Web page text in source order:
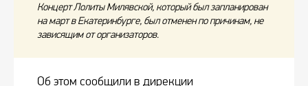
Концерт Лолиты Милявской, который был запланирован
на март в Екатеринбурге, был отменен по причинам, не
зависящим от организаторов.
Об этом сообщили в дирекции